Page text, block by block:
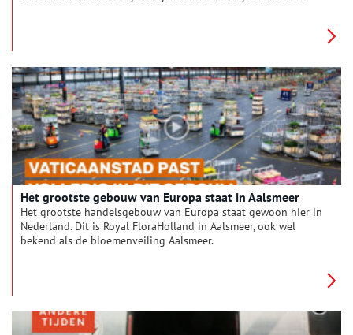
bevat veel bladzijden. Dat maakt het tegelijkertijd ook
kwetsbaar. De restauratie bestond uit verschillende onderdelen
die zowel te maken hebben met de binnen- als buitenkant van
dit boek. Het voorplat van het boek is vastgezet, en de
boekband is versterkt. Dit maakt het weer mogelijk om door
het herbarium te bladeren: vellen die los zaten, zijn nu weer
vastgemaakt. Daarnaast is ook de binnenkant van het boek
hersteld. Verschillende bloemen en planten zijn weer bevestigd
op de oorspronkelijke plaats met speciale lijm en Japans
papier.
Het grootste gebouw van Europa staat in Aalsmeer
Het grootste handelsgebouw van Europa staat gewoon hier in
Nederland. Dit is Royal FloraHolland in Aalsmeer, ook wel
bekend als de bloemenveiling Aalsmeer.